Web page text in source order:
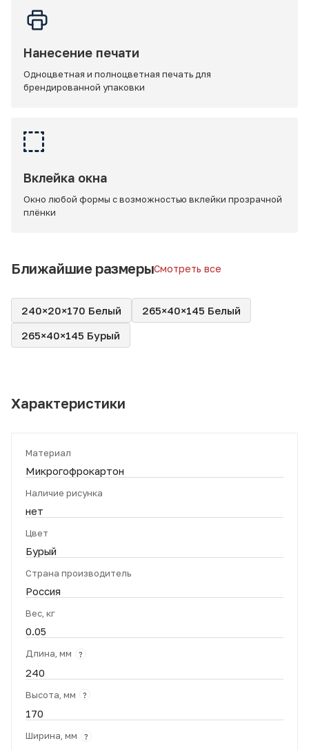
Нанесение печати
Одноцветная и полноцветная печать для
брендированной упаковки
Вклейка окна
Окно любой формы с возможностью вклейки прозрачной
плёнки
Ближайшие размерыСмотреть все
240×20×170 Белый
265×40×145 Белый
265×40×145 Бурый
Характеристики
Материал
Микрогофрокартон
Наличие рисунка
нет
Цвет
Бурый
Страна производитель
Россия
Вес, кг
0.05
Длина, мм ?
240
Высота, мм ?
170
Ширина, мм ?